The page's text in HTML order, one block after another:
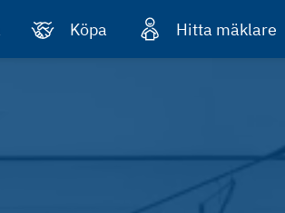
Köpa Hitta mäklare